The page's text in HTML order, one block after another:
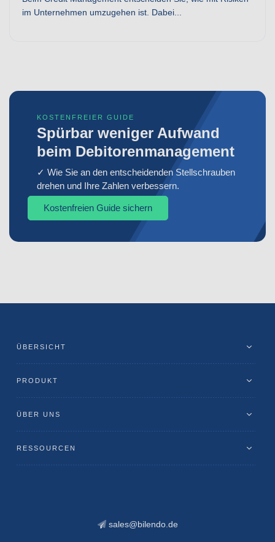
im Unternehmen umzugehen ist. Dabei...
KOSTENFREIER GUIDE
Spürbar weniger Aufwand
beim Debitorenmanagement
✓ Wie Sie an den entscheidenden Stellschrauben
drehen und Ihre Zahlen verbessern.
Kostenfreien Guide sichern
ÜBERSICHT
PRODUKT
ÜBER UNS
RESSOURCEN
sales@bilendo.de